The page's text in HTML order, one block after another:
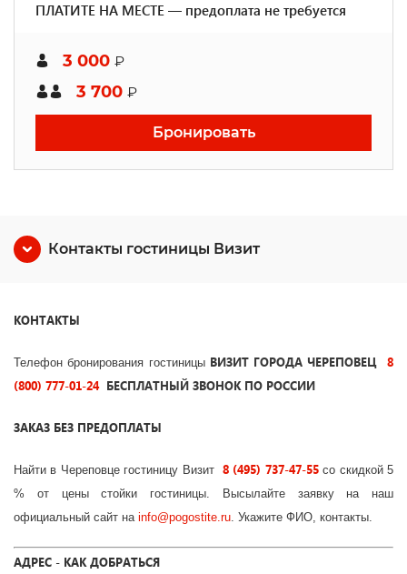
ПЛАТИТЕ НА МЕСТЕ — предоплата не требуется
3 000 ₽
3 700 ₽
Бронировать
Контакты гостиницы Визит
КОНТАКТЫ
Телефон бронирования гостиницы ВИЗИТГОРОДА ЧЕРЕПОВЕЦ
8
(800) 777-01-24БЕСПЛАТНЫЙ ЗВОНОК ПО РОССИИ
ЗАКАЗ БЕЗ ПРЕДОПЛАТЫ
Найти в Череповце гостиницу Визит 8 (495) 737-47-55со скидкой 5
% от цены стойки гостиницы. Высылайте заявку на наш
официальный сайт на info@pogostite.ru. Укажите ФИО, контакты.
АДРЕС - КАК ДОБРАТЬСЯ